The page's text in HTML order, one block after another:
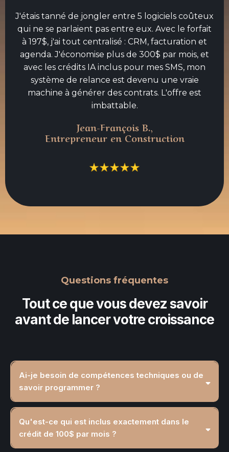
J'étais tanné de jongler entre 5 logiciels coûteux
qui ne se parlaient pas entre eux. Avec le forfait
à 197$, j'ai tout centralisé : CRM, facturation et
agenda. J'économise plus de 300$ par mois, et
avec les crédits IA inclus pour mes SMS, mon
système de relance est devenu une vraie
machine à générer des contrats. L'offre est
imbattable.
Jean-François B.,
Entrepreneur en Construction
Questions fréquentes
Tout ce que vous devez savoir
avant de lancer votre croissance
Ai-je besoin de compétences techniques ou de
savoir programmer ?
Qu'est-ce qui est inclus exactement dans le
crédit de 100$ par mois ?